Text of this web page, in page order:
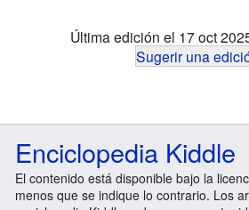
Última edición el 17 oct
Sugerir una
Enciclopedia Kiddle
El contenido está disponible bajo la
menos que se indique lo contrario. Los